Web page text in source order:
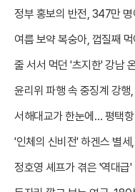
정부 홍보의 반전, 347만
여름 보약 복숭아, 껍질째
줄 서서 먹던 '츠지한' 강남
윤리위 파행 속 중징계 강행,
서해대교가 한눈에… 평택
'인체의 신비전' 하겐스 별
정호영 셰프가 겪은 '역대급'